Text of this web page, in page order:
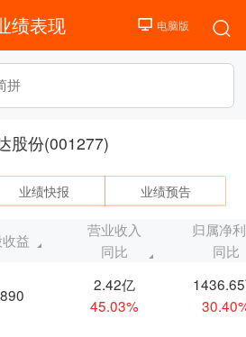
绩表现
股份(001277)
业绩快报 业绩预告
益
营业收入
同比
归属净
同比
2.42亿
45.03%